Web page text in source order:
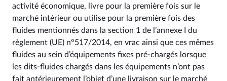
activité économique, livre pour la première fois sur le
marché intérieur ou utilise pour la première fois des
fluides mentionnés dans la section 1 de l’annexe I du
règlement (UE) n°517/2014, en vrac ainsi que ces mêmes
fluides au sein d’équipements fixes pré-chargés lorsque
les dits-fluides chargés dans les équipements n’ont pas
fait antérieurement l’objet d’une livraison sur le marché